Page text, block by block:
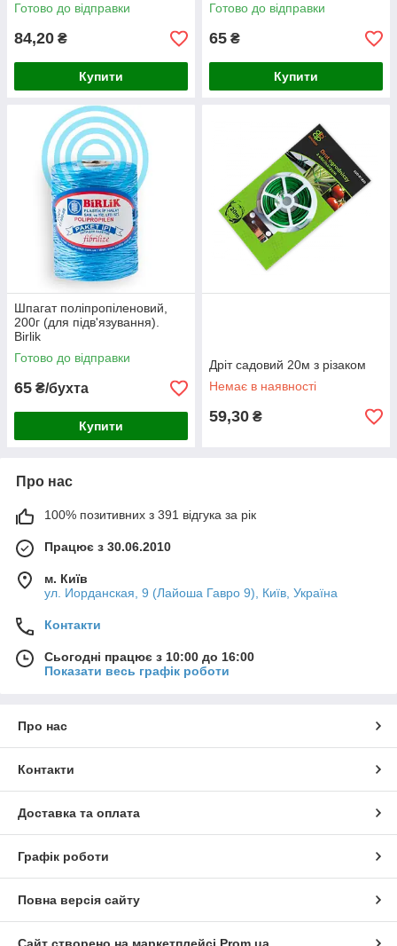
Готово до відправки
84,20 ₴
Купити
Готово до відправки
65 ₴
Купити
Шпагат поліпропіленовий,
200г (для підв'язування).
Birlik
Готово до відправки
65 ₴/бухта
Купити
Дріт садовий 20м з різаком
Немає в наявності
59,30 ₴
Про нас
100% позитивних з 391 відгука за рік
Працює з 30.06.2010
м. Київ
ул. Иорданская, 9 (Лайоша Гавро 9), Київ, Україна
Контакти
Сьогодні працює з 10:00 до 16:00
Показати весь графік роботи
Про нас
Контакти
Доставка та оплата
Графік роботи
Повна версія сайту